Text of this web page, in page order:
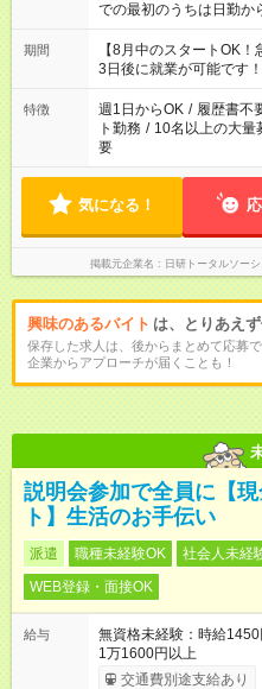
での最初のうちは日勤からのスタート
今ご覧のお仕事で希望す
時間。 合計で週40時間
期間
【8月中のスタートOK
3日後に就業が可能です！
特徴 週1日からOK / 履歴書不
ト勤務 / 10名以上の大量
要
気になる！
掲載元企業名 日研トータルソー
興味のあるバイト は、とりあえ
保存した求人は、後からまとめて応募で
企業からアプローチが届くことも！
説明会参加で全員に【
ト】生活のお手伝い
派遣 職種未経験OK 社会人未経
WEB登録・面接OK
給与
無資格未経験：時給
1万1600円以上
交通費別途支給あり